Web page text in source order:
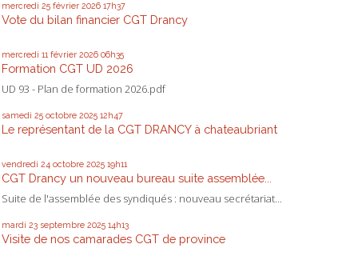
mercredi 25 février 2026 17h37
Vote du bilan financier CGT Drancy
mercredi 11 février 2026 06h35
Formation CGT UD 2026
UD 93 - Plan de formation 2026.pdf
samedi 25 octobre 2025 12h47
Le représentant de la CGT DRANCY à chateaubriant
vendredi 24 octobre 2025 19h11
CGT Drancy un nouveau bureau suite assemblée...
Suite de l'assemblée des syndiqués : nouveau secrétariat...
mardi 23 septembre 2025 14h13
Visite de nos camarades CGT de province